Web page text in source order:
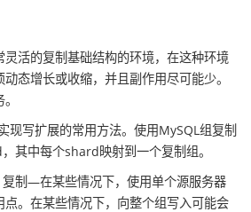
活的复制基础结构的环境，在这种环境
态增长或收缩，并且副作用尽可能少。
现写扩展的常用方法。使用MySQL组复制
其中每个shard映射到一个复制组。
复制—在某些情况下，使用单个源服务器
点。在某些情况下，向整个组写入可能会